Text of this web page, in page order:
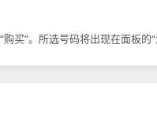
买”。所选号码将出现在面板的“